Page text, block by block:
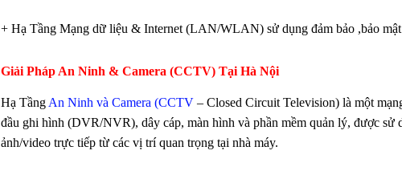
+ Hạ Tầng Mạng dữ liệu & Internet (LAN/WLAN) sử dụng đảm bảo ,bảo
Giải Pháp An Ninh & Camera (CCTV) Tại Hà Nội
Hạ Tầng An Ninh và Camera (CCTV – Closed Circuit Television) là một
đầu ghi hình (DVR/NVR), dây cáp, màn hình và phần mềm quản lý, được sử
ảnh/video trực tiếp từ các vị trí quan trọng tại nhà máy.